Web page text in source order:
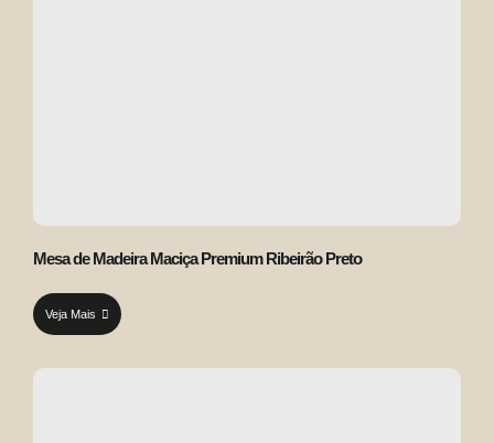
Mesa de Madeira Maciça Premium Ribeirão Preto
Veja Mais